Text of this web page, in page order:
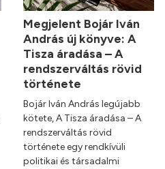
Megjelent Bojár Iván
András új könyve: A
Tisza áradása – A
rendszerváltás rövid
története
Bojár Iván András legújabb
kötete, A Tisza áradása – A
rendszerváltás rövid
története egy rendkívüli
politikai és társadalmi